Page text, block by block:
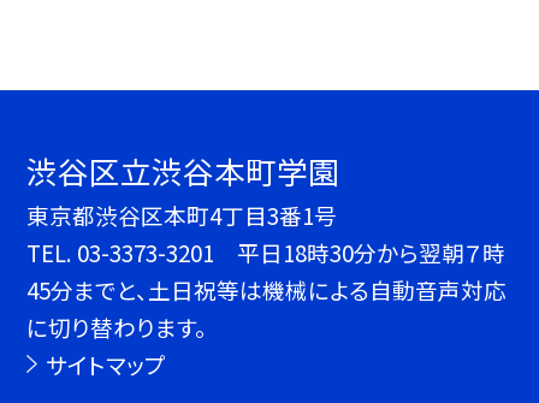
渋谷区立渋谷本町学園
東京都渋谷区本町4丁目3番1号
TEL. 03-3373-3201 平日18時30分から翌朝７時
45分までと、土日祝等は機械による自動音声対応
に切り替わります。
サイトマップ